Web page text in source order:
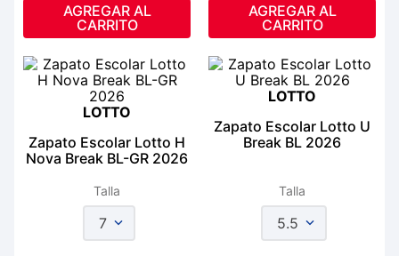
AGREGAR AL
CARRITO
AGREGAR AL
CARRITO
LOTTO
Zapato Escolar Lotto H
Nova Break BL-GR 2026
Talla
7
LOTTO
Zapato Escolar Lotto U
Break BL 2026
Talla
5.5